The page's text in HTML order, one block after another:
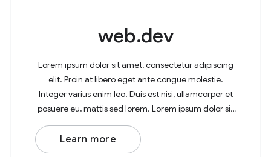
web.dev
Lorem ipsum dolor sit amet, consectetur adipiscing
elit. Proin at libero eget ante congue molestie.
Integer varius enim leo. Duis est nisi, ullamcorper et
posuere eu, mattis sed lorem. Lorem ipsum dolor sit
amet, consectetur adipiscing elit. In at
Learn more